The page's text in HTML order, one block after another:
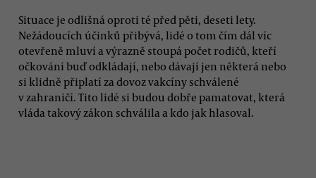
Situace je odlišná oproti té před pěti, deseti lety.
Nežádoucích účinků přibývá, lidé o tom čím dál víc
otevřeně mluví a výrazně stoupá počet rodičů, kteří
očkování buď odkládají, nebo dávají jen některá nebo
si klidně připlatí za dovoz vakcíny schválené
v zahraničí. Tito lidé si budou dobře pamatovat, která
vláda takový zákon schválila a kdo jak hlasoval.